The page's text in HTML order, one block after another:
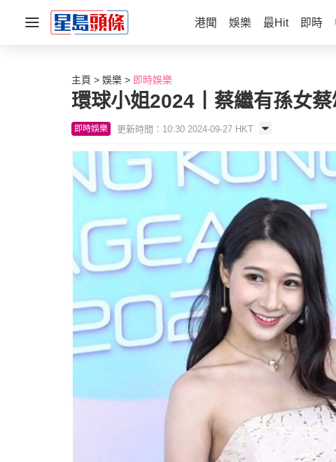
港聞 娛樂 最Hit 即時
主頁 娛樂 即時娛樂
環球小姐2024丨蔡繼有孫女
即時娛樂 更新時間：10:30 2024-09-27 HKT